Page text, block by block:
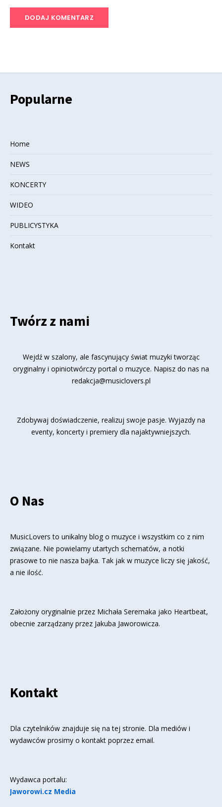
Popularne
Home
NEWS
KONCERTY
WIDEO
PUBLICYSTYKA
Kontakt
Twórz z nami
Wejdź w szalony, ale fascynujący świat muzyki tworząc
oryginalny i opiniotwórczy portal o muzyce. Napisz do nas na
redakcja@musiclovers.pl
Zdobywaj doświadczenie, realizuj swoje pasje. Wyjazdy na
eventy, koncerty i premiery dla najaktywniejszych.
O Nas
MusicLovers to unikalny blog o muzyce i wszystkim co z nim
związane. Nie powielamy utartych schematów, a notki
prasowe to nie nasza bajka. Tak jak w muzyce liczy się jakość,
a nie ilość.
Założony oryginalnie przez Michała Seremaka jako Heartbeat,
obecnie zarządzany przez Jakuba Jaworowicza.
Kontakt
Dla czytelników znajduje się na tej stronie. Dla mediów i
wydawców prosimy o kontakt poprzez email.
Wydawca portalu:
Jaworowi.cz Media